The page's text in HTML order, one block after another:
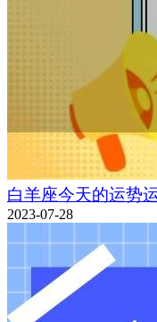
白羊座今天的运势
2023-07-28